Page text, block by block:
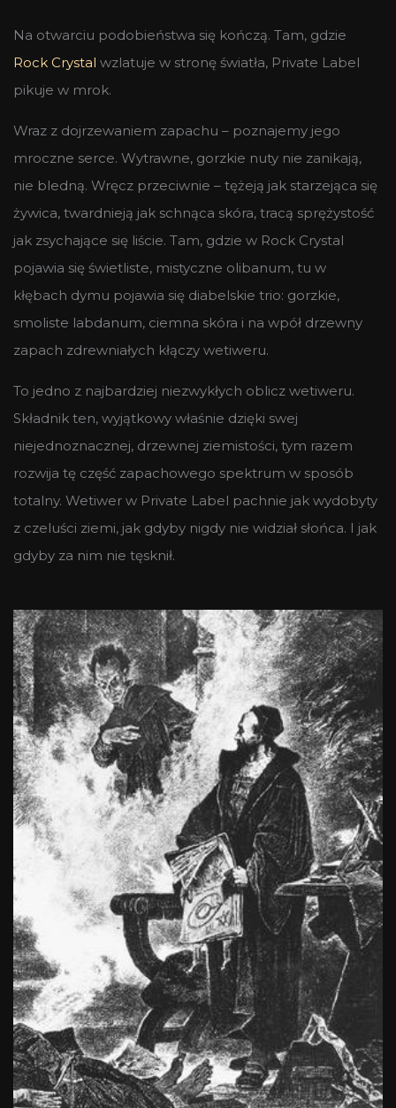
Na otwarciu podobieństwa się kończą. Tam, gdzie
Rock Crystal wzlatuje w stronę światła, Private Label
pikuje w mrok.
Wraz z dojrzewaniem zapachu – poznajemy jego
mroczne serce. Wytrawne, gorzkie nuty nie zanikają,
nie bledną. Wręcz przeciwnie – tężeją jak starzejąca się
żywica, twardnieją jak schnąca skóra, tracą sprężystość
jak zsychające się liście. Tam, gdzie w Rock Crystal
pojawia się świetliste, mistyczne olibanum, tu w
kłębach dymu pojawia się diabelskie trio: gorzkie,
smoliste labdanum, ciemna skóra i na wpół drzewny
zapach zdrewniałych kłączy wetiweru.
To jedno z najbardziej niezwykłych oblicz wetiweru.
Składnik ten, wyjątkowy właśnie dzięki swej
niejednoznacznej, drzewnej ziemistości, tym razem
rozwija tę część zapachowego spektrum w sposób
totalny. Wetiwer w Private Label pachnie jak wydobyty
z czeluści ziemi, jak gdyby nigdy nie widział słońca. I jak
gdyby za nim nie tęsknił.